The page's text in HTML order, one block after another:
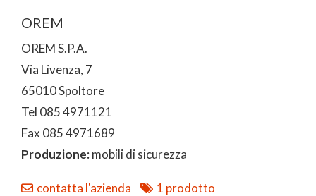
OREM
OREM S.P.A.
Via Livenza, 7
65010 Spoltore
Tel 085 4971121
Fax 085 4971689
Produzione:mobili di sicurezza
contatta l'azienda 1 prodotto